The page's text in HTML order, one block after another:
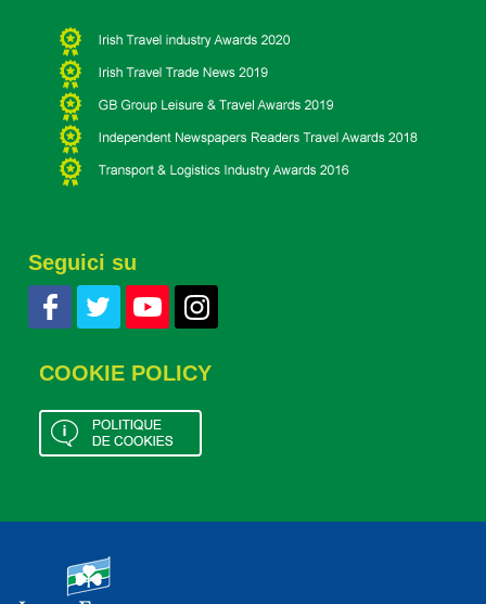
Seguici su
COOKIE POLICY